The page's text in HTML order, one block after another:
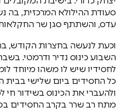
סעודת ההילולא המרכזית, בה
עדס, והשתתף סגן שר
וכעת לנעשה בחצרות הקודש,
השבוע כינוס נדיר ודרמטי.
לחסידיו שיש לו משהו מיוחד
כל החסידים ביום שלישי בבית
ולהעברי את הכינוס בשידור חי
מתח רב שרר בקרב החסידים